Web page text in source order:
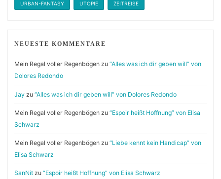
URBAN-FANTASY UTOPIE ZEITREISE
NEUESTE KOMMENTARE
Mein Regal voller Regenbögenzu “Alles was ich dir geben will” von
Dolores Redondo
Jayzu “Alles was ich dir geben will” von Dolores Redondo
Mein Regal voller Regenbögenzu “Espoir heißt Hoffnung” von Elisa
Schwarz
Mein Regal voller Regenbögenzu “Liebe kennt kein Handicap” von
Elisa Schwarz
SanNitzu “Espoir heißt Hoffnung” von Elisa Schwarz